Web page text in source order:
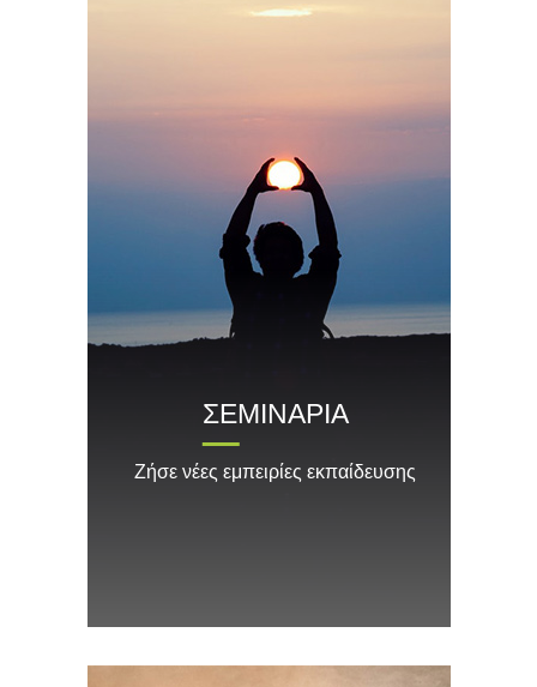
ΣΕΜΙΝΑΡΙΑ
Ζήσε νέες εμπειρίες εκπαίδευσης